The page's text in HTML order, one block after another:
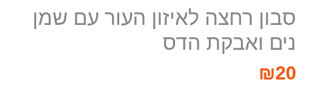
סבון רחצה לאיזון העור עם שמן
נים ואבקת הדס
₪20